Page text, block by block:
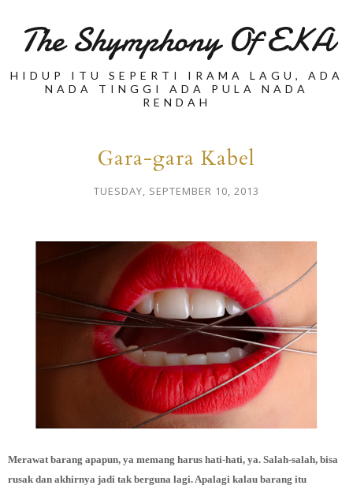
The Shymphony Of EKA
HIDUP ITU SEPERTI IRAMA LAGU, ADA
NADA TINGGI ADA PULA NADA
RENDAH
Gara-gara Kabel
TUESDAY, SEPTEMBER 10, 2013
Merawat barang apapun, ya memang harus hati-hati, ya. Salah-salah, bisa
rusak dan akhirnya jadi tak berguna lagi. Apalagi kalau barang itu